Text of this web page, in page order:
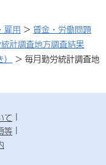
雇用 > 賃金・労働問題
計調査地方調査結果
> 毎月勤労統計調査地
て
等